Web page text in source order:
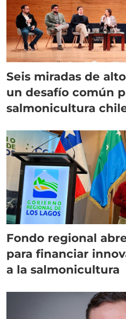
Seis miradas de
un desafío común
salmonicultura
Fondo regional
para financiar
a la salmonicultura